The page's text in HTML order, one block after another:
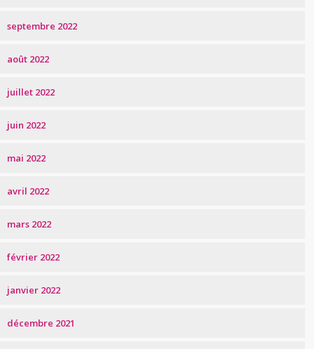
septembre 2022
août 2022
juillet 2022
juin 2022
mai 2022
avril 2022
mars 2022
février 2022
janvier 2022
décembre 2021